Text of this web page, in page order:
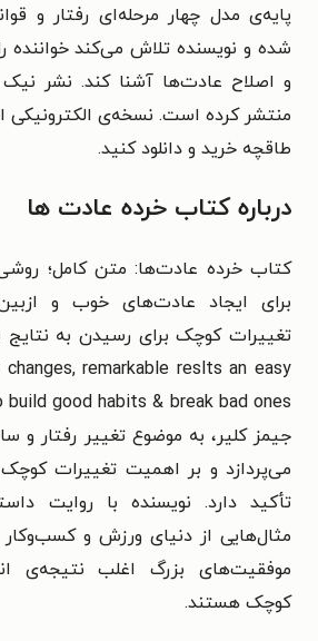
پایه‌ی مدل چهار مرحله‌ای رفتار و
شده و نویسنده تلاش می‌کند خواننده
و اصلاح عادت‌ها آشنا کند. نشر
منتشر کرده است. نسخه‌ی الکترونیکی
طاقچه خرید و دانلود کنید.
درباره کتاب خرده عادت ها
کتاب خرده عادت‌ها: متن کامل؛
برای ایجاد عادت‌های خوب و
تغییرات کوچک برای رسیدن به نتایج
remarkable reslts an easy
جیمز کلیر، به موضوع تغییر رفتار
می‌پردازد و بر اهمیت تغییرات
تأکید دارد. نویسنده با روایت
مثال‌هایی از دنیای ورزش و
موفقیت‌های بزرگ اغلب نتیجه‌ی
کوچک هستند.